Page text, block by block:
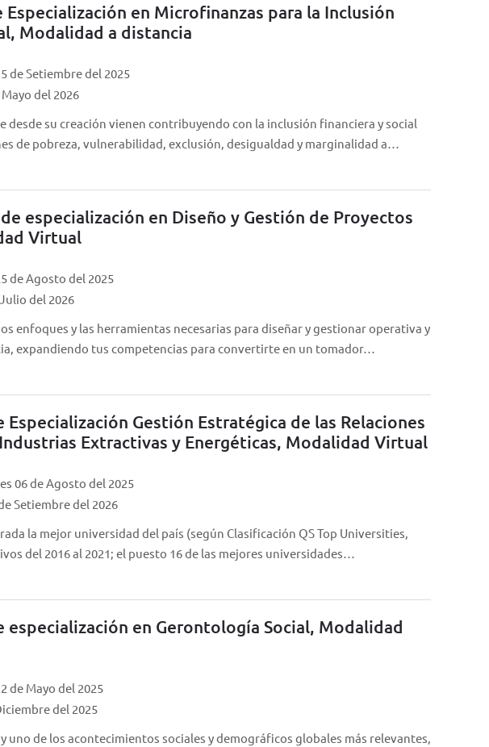
en Microfinanzas para la Inclusión
Modalidad a distancia
de Setiembre del 2025
del 2026
su creación vienen contribuyendo con la inclusión financiera y social
de pobreza, vulnerabilidad, exclusión, desigualdad y marginalidad a…
especialización en Diseño y Gestión de Proyectos
Virtual
de Agosto del 2025
del 2026
enfoques y las herramientas necesarias para diseñar y gestionar operativa y
expandiendo tus competencias para convertirte en un tomador…
Gestión Estratégica de las Relaciones
Extractivas y Energéticas, Modalidad Virtual
06 de Agosto del 2025
Setiembre del 2026
la mejor universidad del país (según Clasificación QS Top Universities,
del 2016 al 2021; el puesto 16 de las mejores universidades…
especialización en Gerontología Social, Modalidad
de Mayo del 2025
del 2025
uno de los acontecimientos sociales y demográficos globales más relevantes,